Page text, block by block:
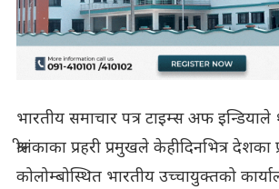
भारतीय समाचार पत्र टाइम्स अफ इन्डियाले
श्रीलंकाका प्रहरी प्रमुखले केहीदिनभित्र
कोलोम्बोस्थित भारतीय उच्चायुक्तको